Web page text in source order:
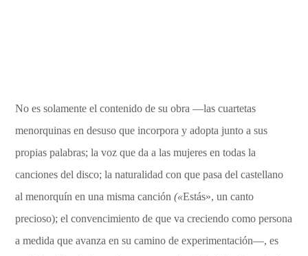
No es solamente el contenido de su obra —las cuartetas
menorquinas en desuso que incorpora y adopta junto a sus
propias palabras; la voz que da a las mujeres en todas la
canciones del disco; la naturalidad con que pasa del castellano
al menorquín en una misma canción(«Estás», un canto
precioso); el convencimiento de que va creciendo como persona
a medida que avanza en su camino de experimentación—, es